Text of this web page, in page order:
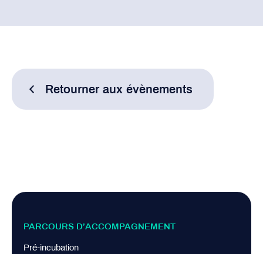
Retourner aux évènements
PARCOURS D’ACCOMPAGNEMENT
Pré-incubation